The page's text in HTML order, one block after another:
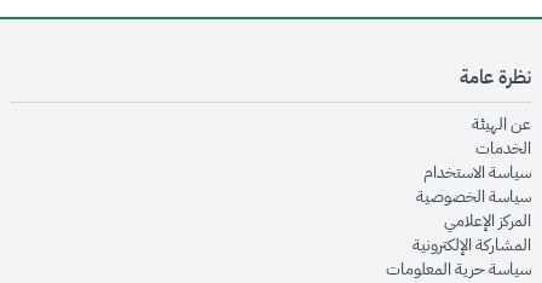
نظرة عامة
عن الهيئةopens in new window
الخدماتopens in new window
سياسة الاستخدام
سياسة الخصوصيةopens in new window
المركز الإعلاميopens in new window
المشاركة الإلكترونيةopens in new window
سياسة حرية المعلوماتopens in new window